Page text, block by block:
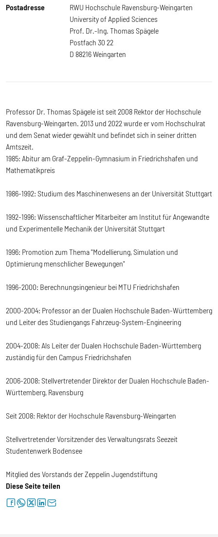
Postadresse
RWU Hochschule Ravensburg-Weingarten
University of Applied Sciences
Prof. Dr.-Ing. Thomas Spägele
Postfach 30 22
D 88216 Weingarten
Professor Dr. Thomas Spägele ist seit 2008 Rektor der Hochschule
Ravensburg-Weingarten. 2013 und 2022 wurde er vom Hochschulrat
und dem Senat wieder gewählt und befindet sich in seiner dritten
Amtszeit.
1985: Abitur am Graf-Zeppelin-Gymnasium in Friedrichshafen und
Mathematikpreis
1986-1992: Studium des Maschinenwesens an der Universität Stuttgart
1992-1996: Wissenschaftlicher Mitarbeiter am Institut für Angewandte
und Experimentelle Mechanik der Universität Stuttgart
1996: Promotion zum Thema "Modellierung, Simulation und
Optimierung menschlicher Bewegungen"
1996-2000: Berechnungsingenieur bei MTU Friedrichshafen
2000-2004: Professor an der Dualen Hochschule Baden-Württemberg
und Leiter des Studiengangs Fahrzeug-System-Engineering
2004-2008: Als Leiter der Dualen Hochschule Baden-Württemberg
zuständig für den Campus Friedrichshafen
2006-2008: Stellvertretender Direktor der Dualen Hochschule Baden-
Württemberg, Ravensburg
Seit 2008: Rektor der Hochschule Ravensburg-Weingarten
Stellvertretender Vorsitzender des Verwaltungsrats Seezeit
Studentenwerk Bodensee
Mitglied des Vorstands der Zeppelin Jugendstiftung
Diese Seite teilen
facebookwhatsapptwitterlinkedinletter